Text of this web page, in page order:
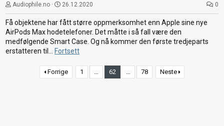
Audiophile.no 26.12.2020 0
Få objektene har fått større oppmerksomhet enn Apple sine nye
AirPods Max hodetelefoner. Det måtte i så fall være den
medfølgende Smart Case. Og nå kommer den første tredjeparts
erstatteren til...
Fortsett
Forrige 1 62 78 Neste